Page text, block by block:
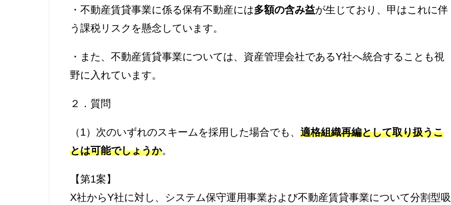
・不動産賃貸事業に係る保有不動産には多額の含み益が生じており、甲はこれに伴
う課税リスクを懸念しています。
・また、不動産賃貸事業については、資産管理会社であるY社へ統合することも視
野に入れています。
２．質問
（1）次のいずれのスキームを採用した場合でも、 適格組織再編として取り扱うこ
とは可能でしょうか。
【第1案】
X社からY社に対し、システム保守運用事業および不動産賃貸事業について分割型吸